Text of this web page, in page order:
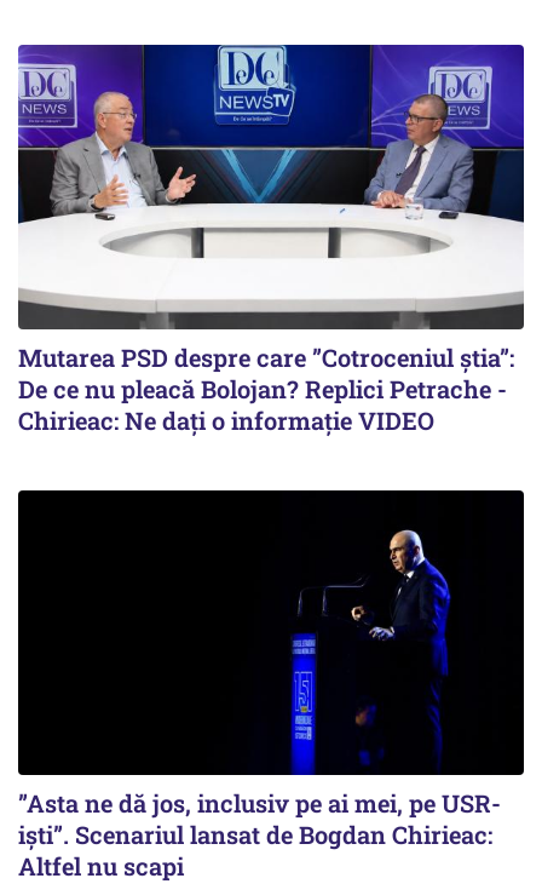
Mutarea PSD despre care ”Cotroceniul știa”:
De ce nu pleacă Bolojan? Replici Petrache -
Chirieac: Ne dați o informație VIDEO
”Asta ne dă jos, inclusiv pe ai mei, pe USR-
iști”. Scenariul lansat de Bogdan Chirieac:
Altfel nu scapi